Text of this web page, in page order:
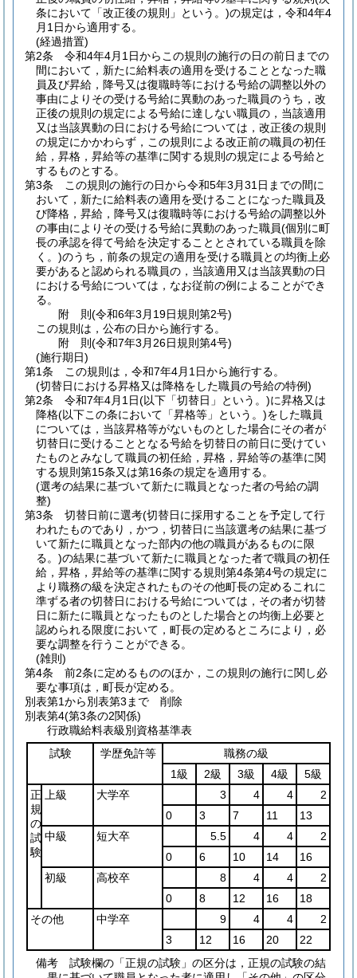
条において「改正後の規則」という。)の規定は，令和4年4
月1日から適用する。
(経過措置)
第2条
令和4年4月1日からこの規則の施行の日の前日までの
間において，新たに給料表の適用を受けることとなった職
員及び昇給，降号又は復職時等における号給の調整以外の
事由によりその受ける号給に異動のあった職員のうち，改
正後の規則の規定による号給に達しない職員の，当該適用
又は当該異動の日における号給については，改正後の規則
の規定にかかわらず，この規則による改正前の職員の初任
給，昇格，昇給等の基準に関する規則の規定による号給と
するものとする。
第3条
この規則の施行の日から令和5年3月31日までの間に
おいて，新たに給料表の適用を受けることになった職員及
び降格，昇給，降号又は復職時等における号給の調整以外
の事由によりその受ける号給に異動のあった職員(個別に町
長の承認を得て号給を決定することとされている職員を除
く。)のうち，前条の規定の適用を受ける職員との均衡上必
要があると認められる職員の，当該適用又は当該異動の日
における号給については，なお従前の例によることができ
る。
附 則(令和6年3月19日規則第2号)
この規則は，公布の日から施行する。
附 則(令和7年3月26日規則第4号)
(施行期日)
第1条
この規則は，令和7年4月1日から施行する。
(切替日における昇格又は降格をした職員の号給の特例)
第2条
令和7年4月1日(以下「切替日」という。)に昇格又は
降格(以下この条において「昇格等」という。)をした職員
については，当該昇格等がないものとした場合にその者が
切替日に受けることとなる号給を切替日の前日に受けてい
たものとみなして職員の初任給，昇格，昇給等の基準に関
する規則第15条又は第16条の規定を適用する。
(選考の結果に基づいて新たに職員となった者の号給の調
整)
第3条
切替日前に選考(切替日に採用することを予定して行
われたものであり，かつ，切替日に当該選考の結果に基づ
いて新たに職員となった部内の他の職員があるものに限
る。)の結果に基づいて新たに職員となった者で職員の初任
給，昇格，昇給等の基準に関する規則第4条第4号の規定に
より職務の級を決定されたものその他町長の定めるこれに
準ずる者の切替日における号給については，その者が切替
日に新たに職員となったものとした場合との均衡上必要と
認められる限度において，町長の定めるところにより，必
要な調整を行うことができる。
(雑則)
第4条
前2条に定めるもののほか，この規則の施行に関し必
要な事項は，町長が定める。
別表第1から別表第3まで 削除
別表第4(第3条の2関係)
行政職給料表級別資格基準表
試験
学歴免許等
職務の級
1級
2級 3級 4級
5級
正
規
の
試
験
上級 大学卒 3 4 4
2
0
3 7 11
13
中級
短大卒 5.5 4 4
2
0
6 10 14
16
初級
高校卒 8 4 4
2
0
8 12 16
18
その他
中学卒 9 4 4
2
3
12 16 20
22
備考 試験欄の「正規の試験」の区分は，正規の試験の結